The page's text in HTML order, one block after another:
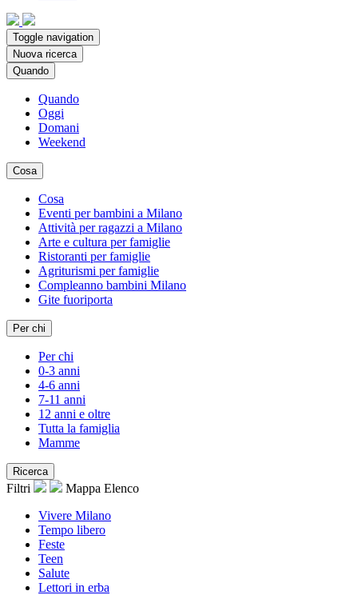
Toggle navigation
Nuova ricerca
Quando
Quando
Oggi
Domani
Weekend
Cosa
Cosa
Eventi per bambini a Milano
Attività per ragazzi a Milano
Arte e cultura per famiglie
Ristoranti per famiglie
Agriturismi per famiglie
Compleanno bambini Milano
Gite fuoriporta
Per chi
Per chi
0-3 anni
4-6 anni
7-11 anni
12 anni e oltre
Tutta la famiglia
Mamme
Ricerca
Filtri Mappa Elenco
Vivere Milano
Tempo libero
Feste
Teen
Salute
Lettori in erba